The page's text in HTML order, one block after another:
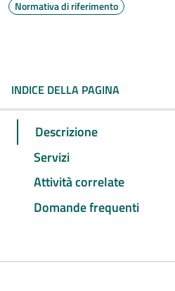
Normativa di riferimento
INDICE DELLA PAGINA
Descrizione
Servizi
Attività correlate
Domande frequenti